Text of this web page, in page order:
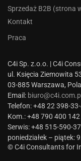
Sprzedaż B2B (strona
Kontakt
Praca
C4i Sp. z.o.o. | C4i
ul. Księcia Ziemowita
03-885 Warszawa,
Email: biuro@c4i.com.pl
Telefon: +48 22 398-
Kom.: +48 790 400 142
Serwis: +48 515-590-
poniedziałek – piątek:
© C4i Consultants for